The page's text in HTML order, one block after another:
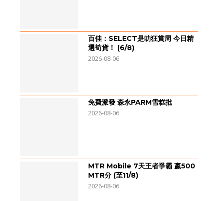
百佳：SELECT是叻狂賞周 今日精
選筍貨！ (6/8)
2026-08-06
免費派發 森永PARM雪糕批
2026-08-06
MTR Mobile 7天王者爭霸 嬴500
MTR分 (至11/8)
2026-08-06